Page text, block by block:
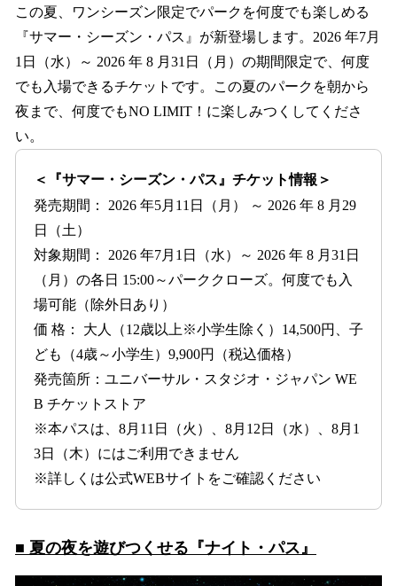
この夏、ワンシーズン限定でパークを何度でも楽しめる
『サマー・シーズン・パス』が新登場します。2026 年7月
1日（水）～ 2026 年 8 月31日（月）の期間限定で、何度
でも入場できるチケットです。この夏のパークを朝から
夜まで、何度でもNO LIMIT！に楽しみつくしてくださ
い。
＜『サマー・シーズン・パス』チケット情報＞
発売期間： 2026 年5月11日（月） ～ 2026 年 8 月29
日（土）
対象期間： 2026 年7月1日（水）～ 2026 年 8 月31日
（月）の各日 15:00～パーククローズ。何度でも入
場可能（除外日あり）
価 格： 大人（12歳以上※小学生除く）14,500円、子
ども（4歳～小学生）9,900円（税込価格）
発売箇所：ユニバーサル・スタジオ・ジャパン WE
B チケットストア
※本パスは、8月11日（火）、8月12日（水）、8月1
3日（木）にはご利用できません
※詳しくは公式WEBサイトをご確認ください
■ 夏の夜を遊びつくせる『ナイト・パス』